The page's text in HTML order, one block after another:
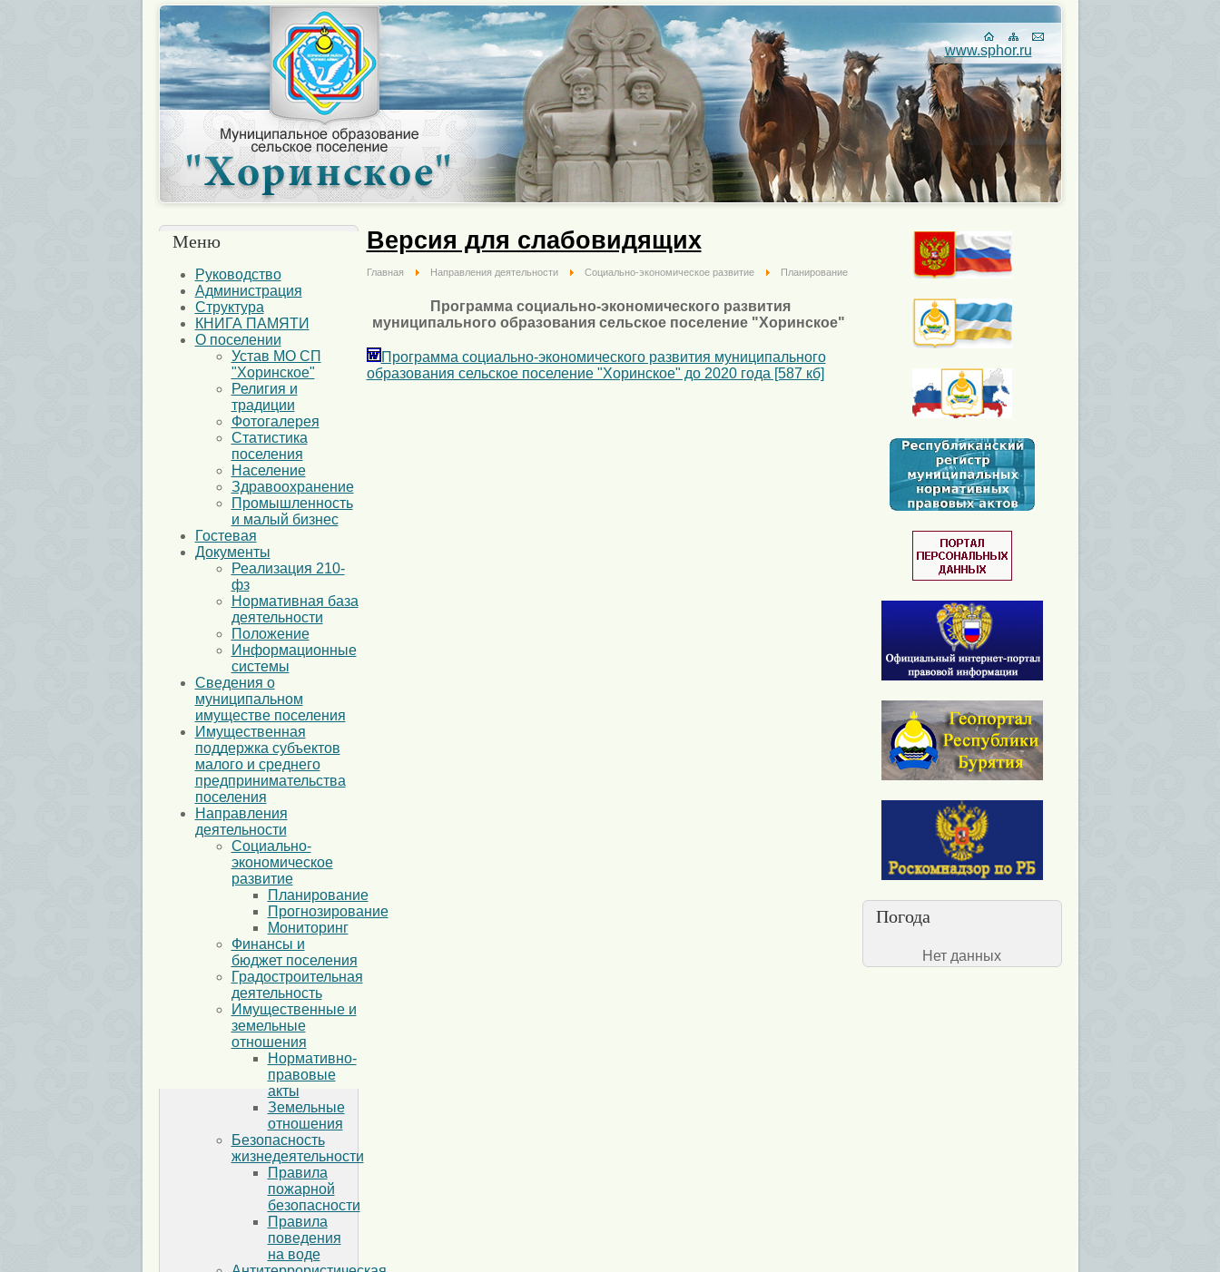
www.sphor.ru
Меню
Руководство
Администрация
Структура
КНИГА ПАМЯТИ
О поселении
Устав МО СП
"Хоринское"
Религия и
традиции
Фотогалерея
Статистика
поселения
Население
Здравоохранение
Промышленность
и малый бизнес
Гостевая
Документы
Реализация 210-
фз
Нормативная база
деятельности
Положение
Информационные
системы
Сведения о
муниципальном
имуществе поселения
Имущественная
поддержка субъектов
малого и среднего
предпринимательства
поселения
Направления
деятельности
Социально-
экономическое
развитие
Планирование
Прогнозирование
Мониторинг
Финансы и
бюджет поселения
Градостроительная
деятельность
Имущественные и
земельные
отношения
Нормативно-
правовые
акты
Земельные
отношения
Безопасность
жизнедеятельности
Правила
пожарной
безопасности
Правила
поведения
на воде
Версия для слабовидящих
Главная Направления деятельности Социально-экономическое развитие Планирование
Программа социально-экономического развития
муниципального образования сельское поселение "Хоринское"
Программа социально-экономического развития муниципального
образования сельское поселение "Хоринское" до 2020 года [587 кб]
Погода
Нет данных